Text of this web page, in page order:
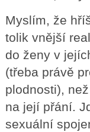
Myslím, že
tolik vnější
do ženy v
(třeba právě
plodnosti),
na její přání.
sexuální